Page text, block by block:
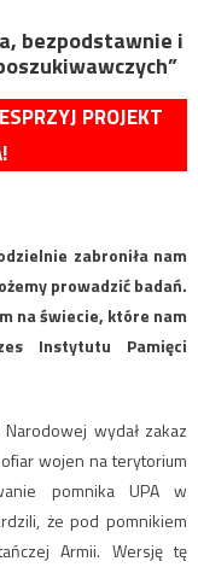
bezpodstawnie i
PROJEKT
zabroniła nam
prowadzić badań.
na świecie, które nam
Instytutu Pamięci
wydał zakaz
wojen na terytorium
pomnika UPA w
że pod pomnikiem
Armii. Wersję tę